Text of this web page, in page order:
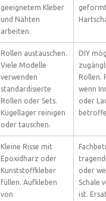
geeignetem Kleber
und Nähten
arbeiten.
Rollen austauschen.
Viele Modelle
verwenden
standardisierte
Rollen oder Sets.
Kugellager reinigen
oder tauschen.
DIY
Rollen.
wenn
oder
Kleine Risse mit
Epoxidharz oder
Kunststoffkleber
füllen. Aufkleben
von
oder
Schale
ist.